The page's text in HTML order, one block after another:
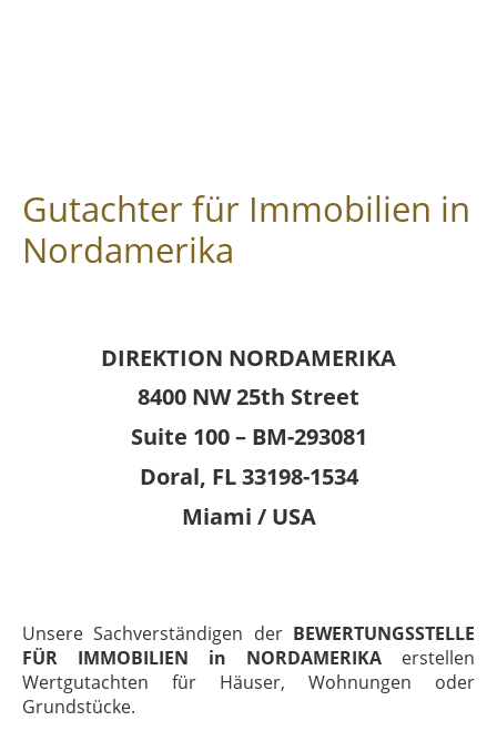
Gutachter für Immobilien in
Nordamerika
DIREKTION NORDAMERIKA
8400 NW 25th Street
Suite 100 – BM-293081
Doral, FL 33198-1534
Miami / USA
Unsere Sachverständigen der BEWERTUNGSSTELLE
FÜR IMMOBILIEN in NORDAMERIKA erstellen
Wertgutachten für Häuser, Wohnungen oder
Grundstücke.